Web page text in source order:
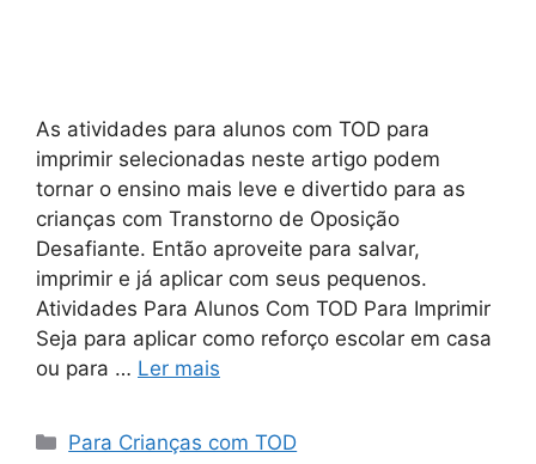
As atividades para alunos com TOD para
imprimir selecionadas neste artigo podem
tornar o ensino mais leve e divertido para as
crianças com Transtorno de Oposição
Desafiante. Então aproveite para salvar,
imprimir e já aplicar com seus pequenos.
Atividades Para Alunos Com TOD Para Imprimir
Seja para aplicar como reforço escolar em casa
ou para … Ler mais
Categorias
Para Crianças com TOD